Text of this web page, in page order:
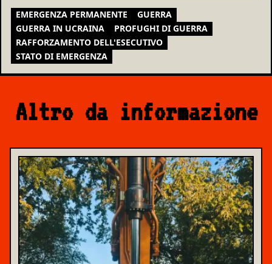
EMERGENZA PERMANENTE
GUERRA
GUERRA IN UCRAINA
PROFUGHI DI GUERRA
RAFFORZAMENTO DELL'ESECUTIVO
STATO DI EMERGENZA
Altro da informazione